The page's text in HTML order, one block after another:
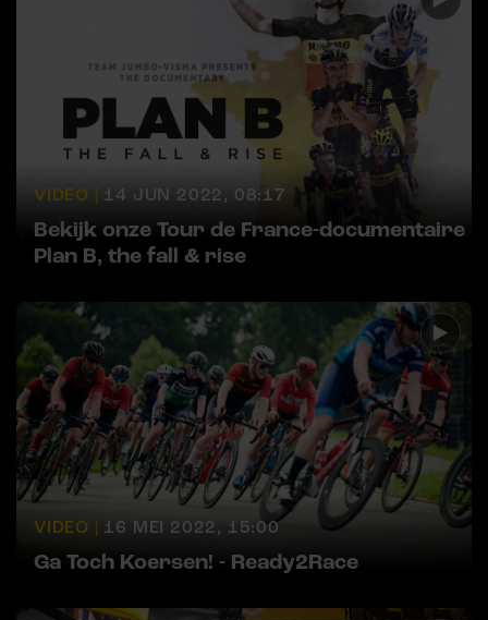
VIDEO | 14 JUN 2022, 08:17
Bekijk onze Tour de France-documentaire
Plan B, the fall & rise
VIDEO | 16 MEI 2022, 15:00
Ga Toch Koersen! - Ready2Race